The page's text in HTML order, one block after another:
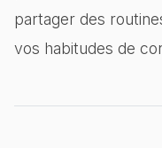
partager des
vos habitudes de